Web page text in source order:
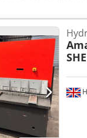
KNIVSPALT- OCH
JUSTERBART SLAG